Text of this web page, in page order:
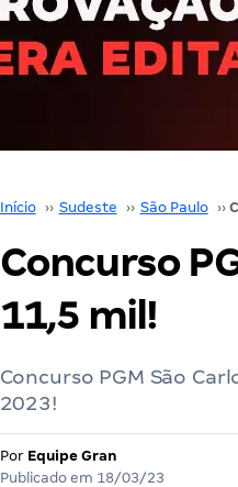
Início ›› Sudeste ›› São Paulo ››
Concurso
11,5 mil!
Concurso PGM São
2023!
Por Equipe Gran
Publicado em 18/03/23